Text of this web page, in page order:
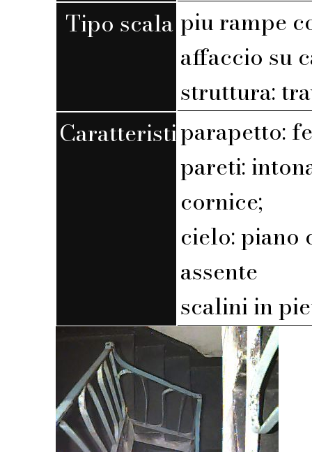
Tipo scala piu rampe
affaccio su
struttura:
Caratteristicheparapetto:
pareti:
cornice;
cielo: piano
assente
scalini in